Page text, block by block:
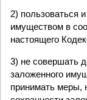
2) пользоваться
имуществом в
настоящего
3) не совершать
заложенного
принимать меры,